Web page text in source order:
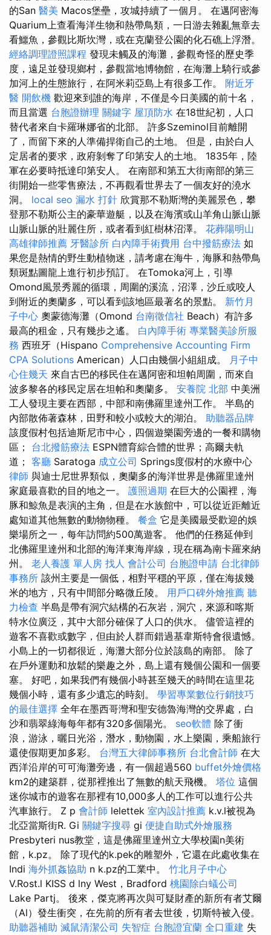
的San 醫美 Macos堡壘，攻城持續了一個月。 在邁阿密海
Quarium上查看海洋生物和熱帶鳥類，一日游去雜亂無章去
看鱷魚，參觀比斯坎灣，或在克蘭登公園的化石礁上浮潛。
經絡調理證照課程 發現未觸及的海灘，參觀奇怪的歷史季
度，遠足並發現鄉村，參觀當地博物館，在海灘上騎行或參
加河上的生態旅行，在阿米莉亞島上有很多工作。 附近牙
醫 開飲機 歡迎來到誰的海岸，不僅是今日美國的前十名，
而且當選 台胞證辦理 關鍵字 屋頂防水 在18世紀初，人口
替代者來自卡羅琳娜省的北部。 許多Szeminol目前離開
了，而留下來的人準備捍衛自己的土地。 但是，由於白人
定居者的要求，政府剝奪了印第安人的土地。 1835年，陸
軍在必要時抵達印第安人。 在南部和第五大街南部的第三
街開始一些零售療法，不再觀看世界去了一個友好的澆水
洞。 local seo 漏水 打針 欣賞那不勒斯灣的美麗景色，攀
登那不勒斯公主的豪華遊艇，以及在海濱或山羊角山脈山脈
山脈山脈的壯麗住所，或者看到紅樹林沼澤。 花葬陽明山
高雄律師推薦 牙醫診所 白內障手術費用 台中撥筋療法 如
果您是熱情的野生動植物迷，請考慮在海牛，海豚和熱帶鳥
類斑點圖龍上進行初步預訂。 在Tomoka河上，引導
Omond風景秀麗的循環，周圍的溪流，沼澤，沙丘或咬人
到附近的奧蘭多，可以看到該地區最著名的景點。 新竹月
子中心 奧蒙德海灘（Omond 台南徵信社 Beach）有許多
最高的租金，只有幾步之遙。 白內障手術 專業醫美診所服
務 西班牙（Hispano Comprehensive Accounting Firm
CPA Solutions American）人口由幾個小組組成。 月子中
心住幾天 來自古巴的移民住在邁阿密和坦帕周圍，而來自
波多黎各的移民定居在坦帕和奧蘭多。 安養院 北部 中美洲
工人發現主要在西部，中部和南佛羅里達州工作。 半島的
內部散佈著森林，田野和較小或較大的湖泊。 助聽器品牌
該度假村包括迪斯尼市中心，四個遊樂園旁邊的一餐和購物
區； 台北撥筋療法 ESPN體育綜合體的世界；高爾夫軌
道； 客廳 Saratoga 成立公司 Springs度假村的水療中心
律師 與迪士尼世界類似，奧蘭多的海洋世界是佛羅里達州
家庭最喜歡的目的地之一。 護照過期 在巨大的公園裡，海
豚和鯨魚是表演的主角，但是在水族館中，可以從近距離近
處知道其他無數的動物物種。 餐盒 它是美國最受歡迎的娛
樂場所之一，每年訪問約500萬遊客。 他們的任務延伸到
北佛羅里達州和北部的海洋東海岸線，現在稱為南卡羅來納
州。 老人養護 單人房 找人 會計公司 台胞證申請 台北律師
事務所 該州主要是一個低，相對平穩的平原，僅在海拔幾
米的地方，只有中間部分略微丘陵。 用戶口碑外燴推薦 聽
力檢查 半島是帶有洞穴結構的石灰岩，洞穴，來源和喀斯
特水位廣泛，其中大部分確保了人口的供水。 儘管這裡的
遊客不喜歡或數字，但由於人群而錯過基韋斯特會很遺憾。
小島上的一切都很近，海灘大部分位於該島的南部。 除了
在戶外運動和放鬆的樂趣之外，島上還有幾個公園和一個要
塞。 好吧，如果我們有幾個小時甚至幾天的時間在這里花
幾個小時，還有多少遺忘的時刻。 學習專業數位行銷技巧
的最佳選擇 全年在墨西哥灣和聖安德魯海灣的交界處，白
沙和翡翠綠海每年都有320多個陽光。 seo軟體 除了衝
浪，游泳，曬日光浴，潛水，動物園，水上樂園，乘船旅行
還使假期更加多彩。 台灣五大律師事務所 台北會計師 在大
西洋沿岸的可可海灘旁邊，有一個超過560 buffet外燴價格
km2的建築群，從那裡推出了無數的航天飛機。 塔位 這個
迷你城市的遊客在那裡有10,000多人的工作可以進行公共
汽車旅行。 Z p 會計師 lelettek 室內設計推薦 k.v.l被視為
北亞當斯街R. Gi 關鍵字搜尋 gi 便捷自助式外燴服務
Presbyteri nus教堂，這是佛羅里達州立大學校園n美術
館，k.pz。 除了現代的k.pek的雕塑外，它還在此處收集在
Indi 海外抓姦協助 n k.pz的工業中。 竹北月子中心
V.Rost.l KISS d lny West，Bradford 桃園除白蟻公司
Lake Partj。 後來，傑克將再次與可疑財產的新所有者艾爾
（Al）發生衝突，在先前的所有者去世後，切斯特被入侵。
助聽器補助 滅鼠清潔公司 失智症 台胞證宜蘭 全口重建 失